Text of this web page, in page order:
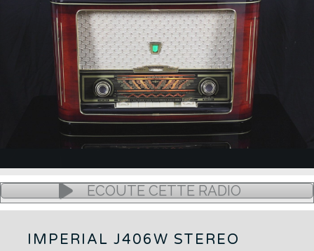
ÉCOUTE CETTE RADIO
IMPERIAL J406W STEREO